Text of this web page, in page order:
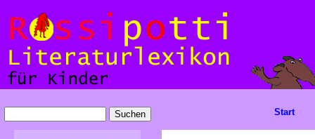
Start